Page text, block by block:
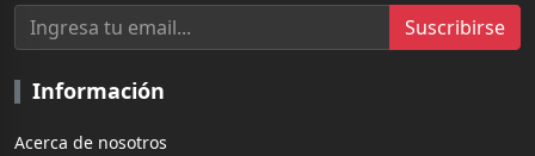
Suscribirse
Información
Acerca de nosotros